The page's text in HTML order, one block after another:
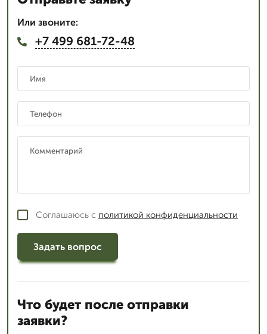
Или звоните:
+7 499 681-72-48
Соглашаюсь с политикой конфиденциальности
Задать вопрос
Что будет после отправки
заявки?